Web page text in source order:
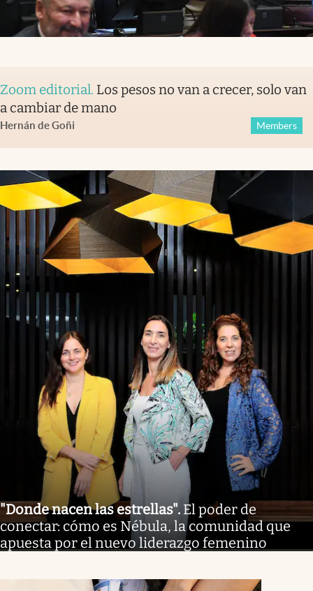
Zoom editorial. Los pesos no van a crecer, solo van
a cambiar de mano
Hernán de Goñi Members
"Donde nacen las estrellas". El poder de
conectar: cómo es Nébula, la comunidad que
apuesta por el nuevo liderazgo femenino